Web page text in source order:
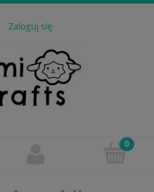
Zaloguj się